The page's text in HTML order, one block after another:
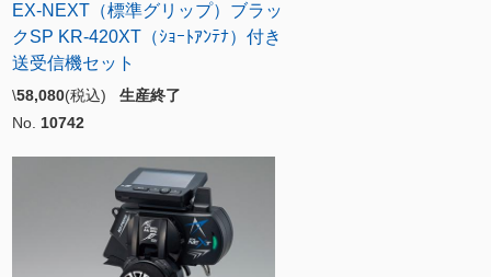
EX-NEXT（標準グリップ）ブラッ
クSP KR-420XT（ｼｮｰﾄｱﾝﾃﾅ）付き
送受信機セット
\58,080(税込) 生産終了
No. 10742